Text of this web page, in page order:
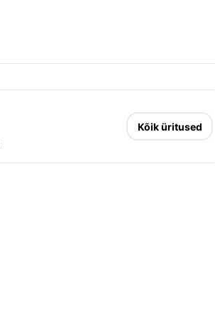
Kõik üritused